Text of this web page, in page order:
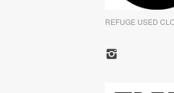
REFUGE USED